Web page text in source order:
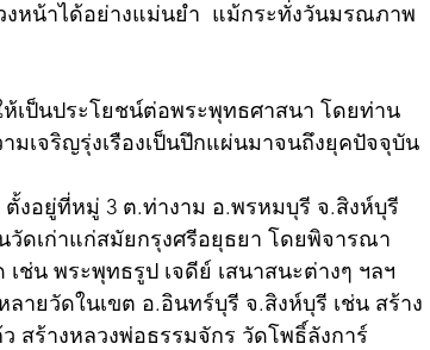
หน้าได้อย่างแม่นยำ  แม้กระทั่งวันมรณภาพ
เป็นประโยชน์ต่อพระพุทธศาสนา โดยท่าน
เจริญรุ่งเรืองเป็นปึกแผ่นมาจนถึงยุคปัจจุบัน
งอยู่ที่หมู่ 3 ต.ท่างาม อ.พรหมบุรี จ.สิงห์บุรี
วัดเก่าแก่สมัยกรุงศรีอยุธยา โดยพิจารณา
น พระพุทธรูป เจดีย์ เสนาสนะต่างๆ ฯลฯ
ยวัดในเขต อ.อินทร์บุรี จ.สิงห์บุรี เช่น สร้าง
สร้างหลวงพ่อธรรมจักร วัดโพธิ์ลังการ์